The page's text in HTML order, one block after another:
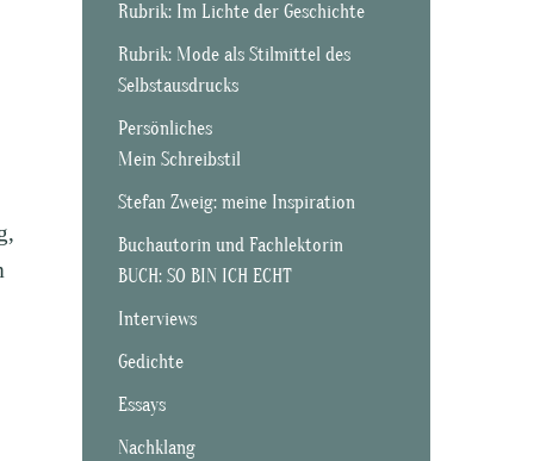
Rubrik: Im Lichte der Geschichte
Rubrik: Mode als Stilmittel des
Selbstausdrucks
Persönliches
Mein Schreibstil
Stefan Zweig: meine Inspiration
Buchautorin und Fachlektorin
BUCH: SO BIN ICH ECHT
Interviews
Gedichte
Essays
Nachklang